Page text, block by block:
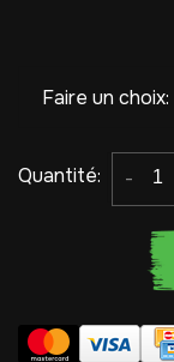
Faire un choix:
Quantité: -